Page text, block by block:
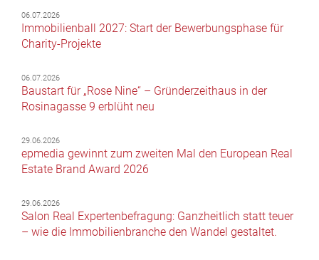
06.07.2026
Immobilienball 2027: Start der Bewerbungsphase für
Charity-Projekte
06.07.2026
Baustart für „Rose Nine“ – Gründerzeithaus in der
Rosinagasse 9 erblüht neu
29.06.2026
epmedia gewinnt zum zweiten Mal den European Real
Estate Brand Award 2026
29.06.2026
Salon Real Expertenbefragung: Ganzheitlich statt teuer
– wie die Immobilienbranche den Wandel gestaltet.